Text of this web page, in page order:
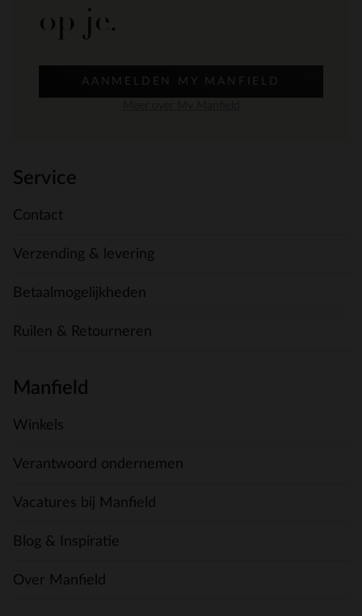
op je.
AANMELDEN MY MANFIELD
Service
Contact
Verzending & levering
Betaalmogelijkheden
Ruilen & Retourneren
Manfield
Winkels
Verantwoord ondernemen
Vacatures bij Manfield
Blog & Inspiratie
Over Manfield